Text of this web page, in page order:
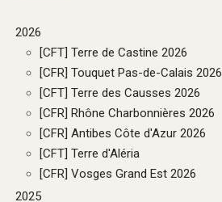
2026
[CFT] Terre de Castine 2026
[CFR] Touquet Pas-de-Calais 2026
[CFT] Terre des Causses 2026
[CFR] Rhône Charbonnières 2026
[CFR] Antibes Côte d'Azur 2026
[CFT] Terre d'Aléria
[CFR] Vosges Grand Est 2026
2025